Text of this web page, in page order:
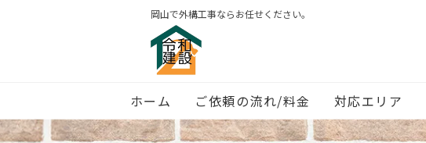
岡山で外構工事ならお任せください。
ホーム ご依頼の流れ/料金 対応エリア